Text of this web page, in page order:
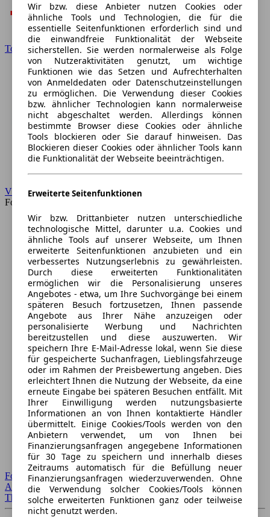
Toyota
VW
Forum
Forum Startseite
Alle Auto-Foren
Themen-Forum
Wir bzw. diese Anbieter nutzen Cookies oder
ähnliche Tools und Technologien, die für die
essentielle Seitenfunktionen erforderlich sind und
die einwandfreie Funktionalität der Webseite
sicherstellen. Sie werden normalerweise als Folge
von Nutzeraktivitäten genutzt, um wichtige
Funktionen wie das Setzen und Aufrechterhalten
von Anmeldedaten oder Datenschutzeinstellungen
zu ermöglichen. Die Verwendung dieser Cookies
bzw. ähnlicher Technologien kann normalerweise
nicht abgeschaltet werden. Allerdings können
bestimmte Browser diese Cookies oder ähnliche
Tools blockieren oder Sie darauf hinweisen. Das
Blockieren dieser Cookies oder ähnlicher Tools kann
die Funktionalität der Webseite beeinträchtigen.
Erweiterte Seitenfunktionen
Wir bzw. Drittanbieter nutzen unterschiedliche
technologische Mittel, darunter u.a. Cookies und
ähnliche Tools auf unserer Webseite, um Ihnen
erweiterte Seitenfunktionen anzubieten und ein
verbessertes Nutzungserlebnis zu gewährleisten.
Durch diese erweiterten Funktionalitäten
ermöglichen wir die Personalisierung unseres
Angebotes - etwa, um Ihre Suchvorgänge bei einem
späteren Besuch fortzusetzen, Ihnen passende
Angebote aus Ihrer Nähe anzuzeigen oder
personalisierte Werbung und Nachrichten
bereitzustellen und diese auszuwerten. Wir
speichern Ihre E-Mail-Adresse lokal, wenn Sie diese
für gespeicherte Suchanfragen, Lieblingsfahrzeuge
oder im Rahmen der Preisbewertung angeben. Dies
erleichtert Ihnen die Nutzung der Webseite, da eine
erneute Eingabe bei späteren Besuchen entfällt. Mit
Ihrer Einwilligung werden nutzungsbasierte
Informationen an von Ihnen kontaktierte Händler
übermittelt. Einige Cookies/Tools werden von den
Anbietern verwendet, um von Ihnen bei
Finanzierungsanfragen angegebene Informationen
für 30 Tage zu speichern und innerhalb dieses
Zeitraums automatisch für die Befüllung neuer
Finanzierungsanfragen wiederzuverwenden. Ohne
die Verwendung solcher Cookies/Tools können
solche erweiterten Funktionen ganz oder teilweise
nicht genutzt werden.